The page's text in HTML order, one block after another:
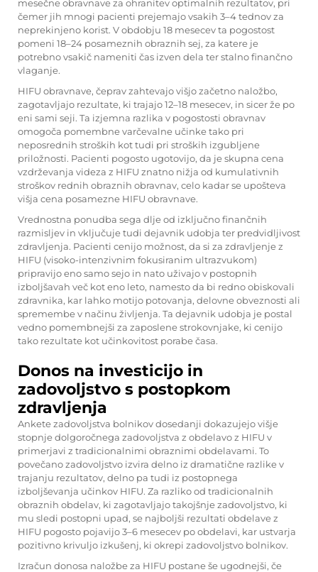
mesečne obravnave za ohranitev optimalnih rezultatov, pri
čemer jih mnogi pacienti prejemajo vsakih 3–4 tednov za
neprekinjeno korist. V obdobju 18 mesecev ta pogostost
pomeni 18–24 posameznih obraznih sej, za katere je
potrebno vsakič nameniti čas izven dela ter stalno finančno
vlaganje.
HIFU obravnave, čeprav zahtevajo višjo začetno naložbo,
zagotavljajo rezultate, ki trajajo 12–18 mesecev, in sicer že po
eni sami seji. Ta izjemna razlika v pogostosti obravnav
omogoča pomembne varčevalne učinke tako pri
neposrednih stroških kot tudi pri stroških izgubljene
priložnosti. Pacienti pogosto ugotovijo, da je skupna cena
vzdrževanja videza z HIFU znatno nižja od kumulativnih
stroškov rednih obraznih obravnav, celo kadar se upošteva
višja cena posamezne HIFU obravnave.
Vrednostna ponudba sega dlje od izključno finančnih
razmisljev in vključuje tudi dejavnik udobja ter predvidljivost
zdravljenja. Pacienti cenijo možnost, da si za zdravljenje z
HIFU (visoko-intenzivnim fokusiranim ultrazvukom)
pripravijo eno samo sejo in nato uživajo v postopnih
izboljšavah več kot eno leto, namesto da bi redno obiskovali
zdravnika, kar lahko motijo potovanja, delovne obveznosti ali
spremembe v načinu življenja. Ta dejavnik udobja je postal
vedno pomembnejši za zaposlene strokovnjake, ki cenijo
tako rezultate kot učinkovitost porabe časa.
Donos na investicijo in
zadovoljstvo s postopkom
zdravljenja
Ankete zadovoljstva bolnikov dosedanji dokazujejo višje
stopnje dolgoročnega zadovoljstva z obdelavo z HIFU v
primerjavi z tradicionalnimi obraznimi obdelavami. To
povečano zadovoljstvo izvira delno iz dramatične razlike v
trajanju rezultatov, delno pa tudi iz postopnega
izboljševanja učinkov HIFU. Za razliko od tradicionalnih
obraznih obdelav, ki zagotavljajo takojšnje zadovoljstvo, ki
mu sledi postopni upad, se najboljši rezultati obdelave z
HIFU pogosto pojavijo 3–6 mesecev po obdelavi, kar ustvarja
pozitivno krivuljo izkušenj, ki okrepi zadovoljstvo bolnikov.
Izračun donosa naložbe za HIFU postane še ugodnejši, če